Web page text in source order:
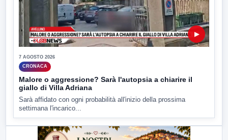
▶
7 AGOSTO 2026
CRONACA
Malore o aggressione? Sarà l'autopsia a chiarire il
giallo di Villa Adriana
Sarà affidato con ogni probabilità all'inizio della prossima
settimana l'incarico...